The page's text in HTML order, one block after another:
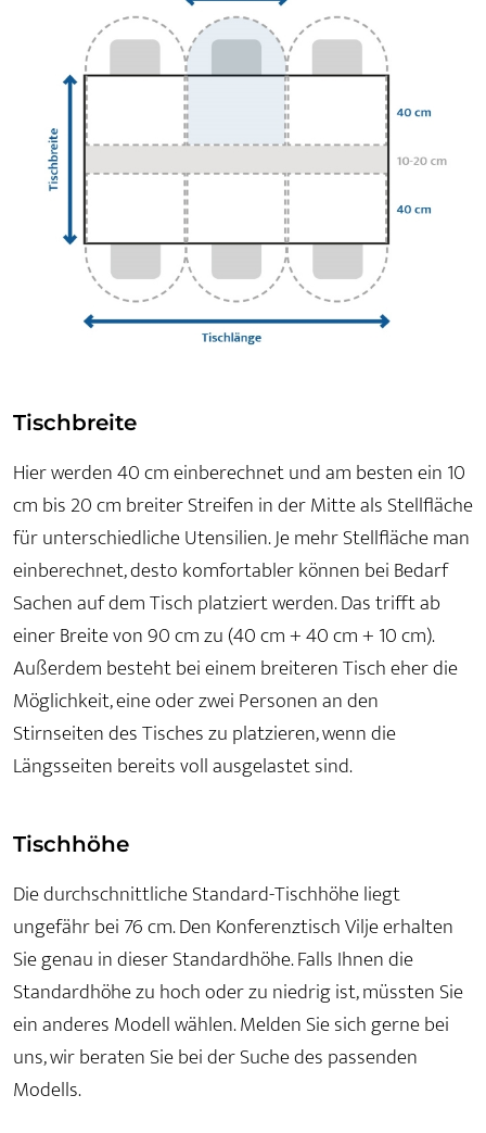
Tischbreite
Hier werden 40 cm einberechnet und am besten ein 10
cm bis 20 cm breiter Streifen in der Mitte als Stellfläche
für unterschiedliche Utensilien. Je mehr Stellfläche man
einberechnet, desto komfortabler können bei Bedarf
Sachen auf dem Tisch platziert werden. Das trifft ab
einer Breite von 90 cm zu (40 cm + 40 cm + 10 cm).
Außerdem besteht bei einem breiteren Tisch eher die
Möglichkeit, eine oder zwei Personen an den
Stirnseiten des Tisches zu platzieren, wenn die
Längsseiten bereits voll ausgelastet sind.
Tischhöhe
Die durchschnittliche Standard-Tischhöhe liegt
ungefähr bei 76 cm. Den Konferenztisch Vilje erhalten
Sie genau in dieser Standardhöhe. Falls Ihnen die
Standardhöhe zu hoch oder zu niedrig ist, müssten Sie
ein anderes Modell wählen. Melden Sie sich gerne bei
uns, wir beraten Sie bei der Suche des passenden
Modells.